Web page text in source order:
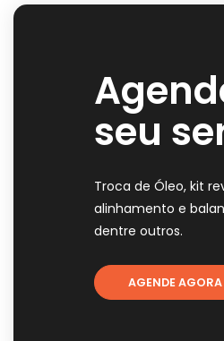
seu
Troca de Óleo, kit
alinhamento e
dentre outros.
AGENDE AGORA